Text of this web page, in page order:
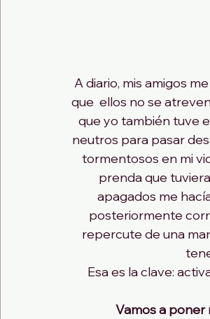
A diario, mis amigos
que  ellos no se
que yo también tuve
neutros para pasar
tormentosos en mi
prenda que
apagados me
posteriormente
repercute de una
Esa es la clave:
Vamos a poner